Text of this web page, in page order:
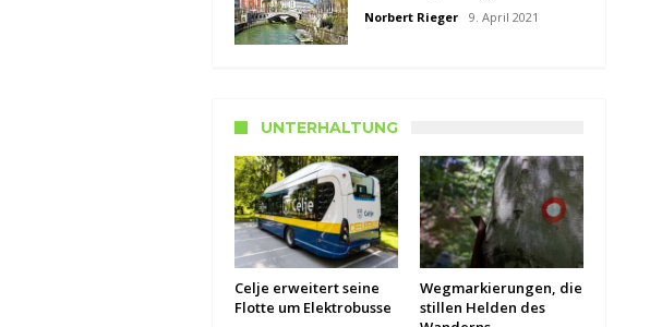
Norbert Rieger 9. April 2021
UNTERHALTUNG
Celje erweitert seine
Flotte um Elektrobusse
Wegmarkierungen, die
stillen Helden des